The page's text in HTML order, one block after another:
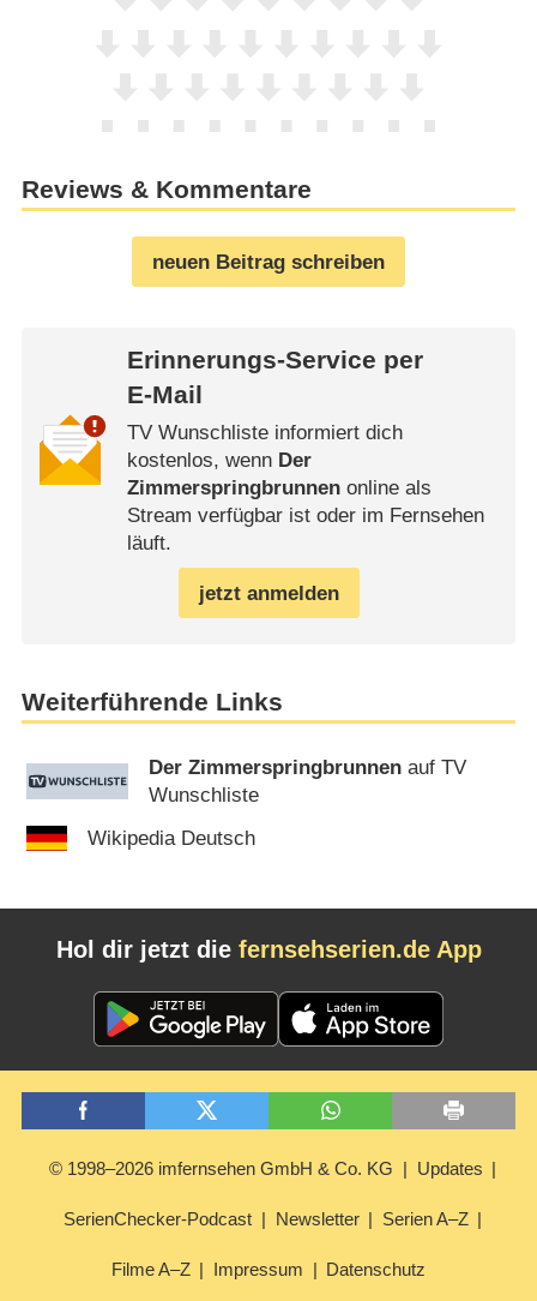
Reviews & Kommentare
neuen Beitrag schreiben
Erinnerungs-Service per
E-Mail
TV Wunschliste informiert dich
kostenlos, wenn Der
Zimmerspringbrunnenonline als
Stream verfügbar ist oder im Fernsehen
läuft.
jetzt anmelden
Weiterführende Links
Der Zimmerspringbrunnen auf TV
Wunschliste
Wikipedia Deutsch
Hol dir jetzt die fernsehserien.de App
© 1998–2026 imfernsehen GmbH & Co. KG Updates
SerienChecker-Podcast Newsletter Serien A–Z
Filme A–Z Impressum Datenschutz